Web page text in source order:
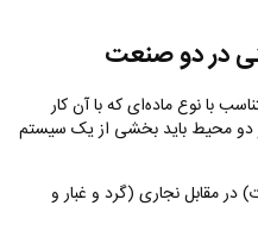
در دو صنعت
با نوع ماده‌ای که با آن کار
دو محیط باید بخشی از یک سیستم
در مقابل نجاری (گرد و غبار و